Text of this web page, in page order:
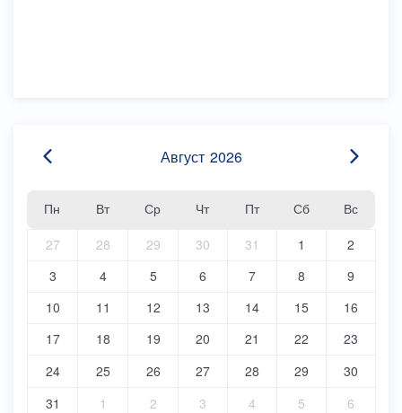
Август 2026
Пн Вт Ср Чт Пт Сб
Вс
27
28 29 30 31 1
2
3
4 5 6 7 8
9
10
11 12 13 14 15
16
17
18 19 20 21 22
23
24
25 26 27 28 29
30
31
1 2 3 4 5 6